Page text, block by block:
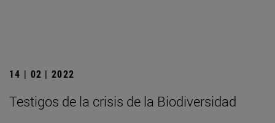
14 | 02 | 2022
Testigos de la crisis de la Biodiversidad